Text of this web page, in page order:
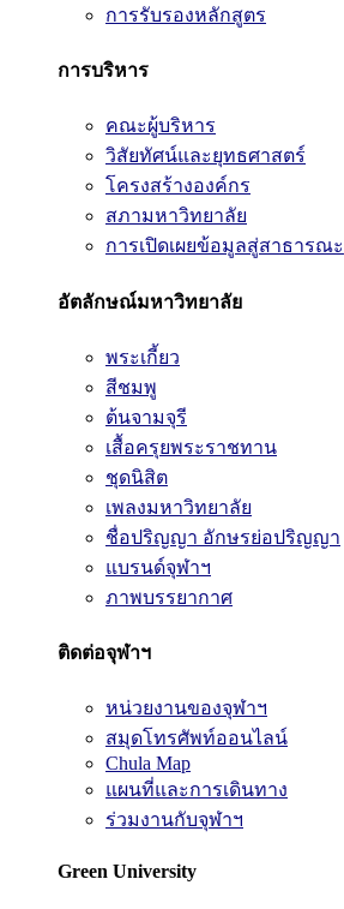
การรับรองหลักสูตร
การบริหาร
คณะผู้บริหาร
วิสัยทัศน์และยุทธศาสตร์
โครงสร้างองค์กร
สภามหาวิทยาลัย
การเปิดเผยข้อมูลสู่สาธารณะ
อัตลักษณ์มหาวิทยาลัย
พระเกี้ยว
สีชมพู
ต้นจามจุรี
เสื้อครุยพระราชทาน
ชุดนิสิต
เพลงมหาวิทยาลัย
ชื่อปริญญา อักษรย่อปริญญา
แบรนด์จุฬาฯ
ภาพบรรยากาศ
ติดต่อจุฬาฯ
หน่วยงานของจุฬาฯ
สมุดโทรศัพท์ออนไลน์
Chula Map
แผนที่และการเดินทาง
ร่วมงานกับจุฬาฯ
Green University